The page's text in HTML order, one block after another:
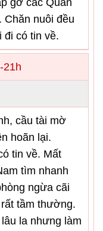
gỡ các Quan
Chăn nuôi đều
có tin về.
21h
cầu tài mờ
hoãn lại.
tin về. Mất
tìm nhanh
ngừa cãi
tầm thường.
la nhưng làm